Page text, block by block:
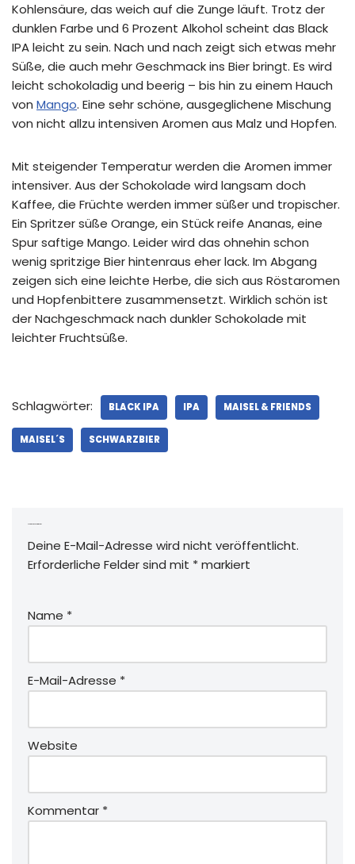
Kohlensäure, das weich auf die Zunge läuft. Trotz der
dunklen Farbe und 6 Prozent Alkohol scheint das Black
IPA leicht zu sein. Nach und nach zeigt sich etwas mehr
Süße, die auch mehr Geschmack ins Bier bringt. Es wird
leicht schokoladig und beerig – bis hin zu einem Hauch
von Mango. Eine sehr schöne, ausgeglichene Mischung
von nicht allzu intensiven Aromen aus Malz und Hopfen.
Mit steigender Temperatur werden die Aromen immer
intensiver. Aus der Schokolade wird langsam doch
Kaffee, die Früchte werden immer süßer und tropischer.
Ein Spritzer süße Orange, ein Stück reife Ananas, eine
Spur saftige Mango. Leider wird das ohnehin schon
wenig spritzige Bier hintenraus eher lack. Im Abgang
zeigen sich eine leichte Herbe, die sich aus Röstaromen
und Hopfenbittere zusammensetzt. Wirklich schön ist
der Nachgeschmack nach dunkler Schokolade mit
leichter Fruchtsüße.
Schlagwörter: BLACK IPA IPA MAISEL & FRIENDS
MAISEL´S SCHWARZBIER
Deine E-Mail-Adresse wird nicht veröffentlicht.
Erforderliche Felder sind mit *markiert
Name *
E-Mail-Adresse *
Website
Kommentar *